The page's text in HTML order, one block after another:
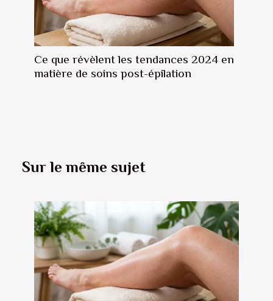
Ce que révèlent les tendances 2024 en
matière de soins post-épilation
Sur le même sujet